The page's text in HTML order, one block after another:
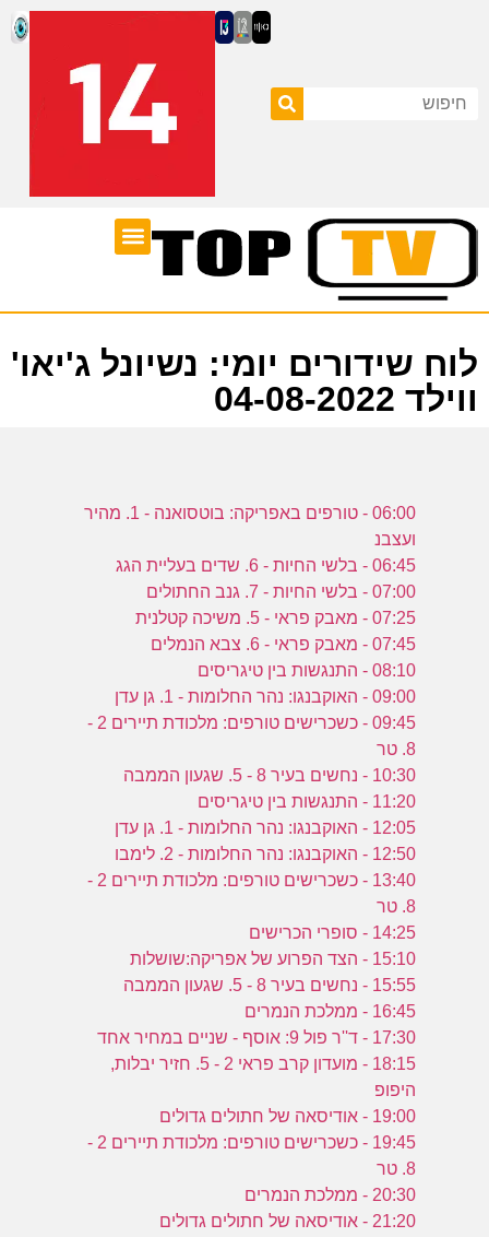
לוח שידורים יומי: נשיונל ג'יאו'
ווילד 04-08-2022
06:00 - טורפים באפריקה: בוטסואנה - 1. מהיר
ועצבנ
06:45 - בלשי החיות - 6. שדים בעליית הגג
07:00 - בלשי החיות - 7. גנב החתולים
07:25 - מאבק פראי - 5. משיכה קטלנית
07:45 - מאבק פראי - 6. צבא הנמלים
08:10 - התנגשות בין טיגריסים
09:00 - האוקבנגו: נהר החלומות - 1. גן עדן
09:45 - כשכרישים טורפים: מלכודת תיירים 2 -
8. טר
10:30 - נחשים בעיר 8 - 5. שגעון הממבה
11:20 - התנגשות בין טיגריסים
12:05 - האוקבנגו: נהר החלומות - 1. גן עדן
12:50 - האוקבנגו: נהר החלומות - 2. לימבו
13:40 - כשכרישים טורפים: מלכודת תיירים 2 -
8. טר
14:25 - סופרי הכרישים
15:10 - הצד הפרוע של אפריקה:שושלות
15:55 - נחשים בעיר 8 - 5. שגעון הממבה
16:45 - ממלכת הנמרים
17:30 - ד''ר פול 9: אוסף - שניים במחיר אחד
18:15 - מועדון קרב פראי 2 - 5. חזיר יבלות,
היפופ
19:00 - אודיסאה של חתולים גדולים
19:45 - כשכרישים טורפים: מלכודת תיירים 2 -
8. טר
20:30 - ממלכת הנמרים
21:20 - אודיסאה של חתולים גדולים